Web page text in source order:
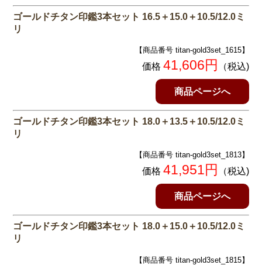
ゴールドチタン印鑑3本セット 16.5＋15.0＋10.5/12.0ミ
リ
【商品番号 titan-gold3set_1615】
価格 41,606円 （税込)
商品ページへ
ゴールドチタン印鑑3本セット 18.0＋13.5＋10.5/12.0ミ
リ
【商品番号 titan-gold3set_1813】
価格 41,951円 （税込)
商品ページへ
ゴールドチタン印鑑3本セット 18.0＋15.0＋10.5/12.0ミ
リ
【商品番号 titan-gold3set_1815】